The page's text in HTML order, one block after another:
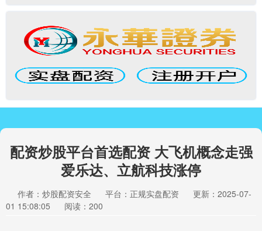
配资炒股平台首选配资 大飞机概念走强
爱乐达、立航科技涨停
作者：炒股配资安全 平台：正规实盘配资
更新：2025-07-
01 15:08:05
阅读：200